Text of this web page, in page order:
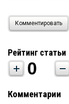
Комментировать
Рейтинг статьи
0
Комментарии